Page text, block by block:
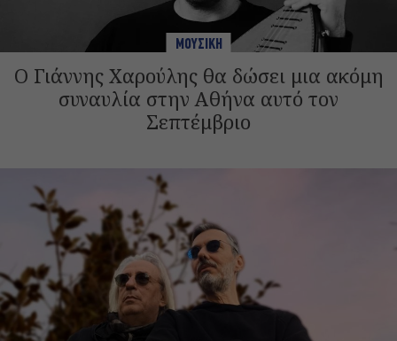
ΜΟΥΣΙΚΗ
Ο Γιάννης Χαρούλης θα δώσει μια ακόμη
συναυλία στην Αθήνα αυτό τον
Σεπτέμβριο